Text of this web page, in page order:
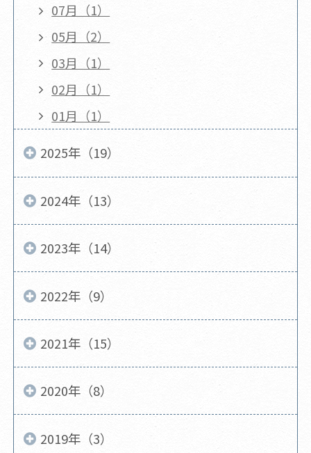
07月（1）
05月（2）
03月（1）
02月（1）
01月（1）
2025年（19）
2024年（13）
2023年（14）
2022年（9）
2021年（15）
2020年（8）
2019年（3）